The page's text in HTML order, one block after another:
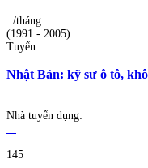
/tháng
(1991 - 2005)
Tuyển:
Nhật Bản: kỹ sư ô tô,
Nhà tuyển dụng:
145